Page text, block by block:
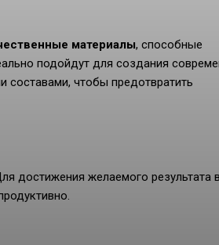
материалы, способные
подойдут для создания
чтобы предотвратить
достижения желаемого результата